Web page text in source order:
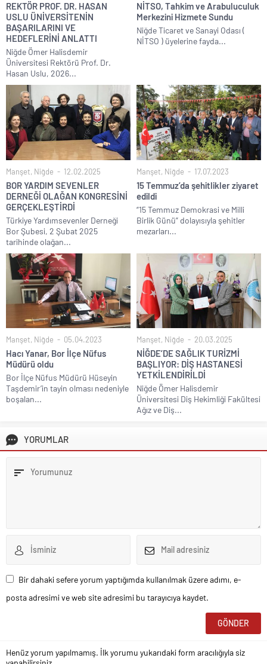
REKTÖR PROF. DR. HASAN
USLU ÜNİVERSİTENİN
BAŞARILARINI VE
HEDEFLERİNİ ANLATTI
Niğde Ömer Halisdemir
Üniversitesi Rektörü Prof. Dr.
Hasan Uslu, 2026...
NİTSO, Tahkim ve Arabuluculuk
Merkezini Hizmete Sundu
Niğde Ticaret ve Sanayi Odası (
NİTSO ) üyelerine fayda...
Manşet, Niğde 12.02.2025
BOR YARDIM SEVENLER
DERNEĞİ OLAĞAN KONGRESİNİ
GERÇEKLEŞTİRDİ
Türkiye Yardımsevenler Derneği
Bor Şubesi, 2 Şubat 2025
tarihinde olağan...
Manşet, Niğde 17.07.2023
15 Temmuz’da şehitlikler ziyaret
edildi
“15 Temmuz Demokrasi ve Milli
Birlik Günü” dolayısıyla şehitler
mezarları...
Manşet, Niğde 05.04.2023
Hacı Yanar, Bor İlçe Nüfus
Müdürü oldu
Bor İlçe Nüfus Müdürü Hüseyin
Taşdemir’in tayin olması nedeniyle
boşalan...
Manşet, Niğde 20.03.2025
NİĞDE’DE SAĞLIK TURİZMİ
BAŞLIYOR: DİŞ HASTANESİ
YETKİLENDİRİLDİ
Niğde Ömer Halisdemir
Üniversitesi Diş Hekimliği Fakültesi
Ağız ve Diş...
YORUMLAR
Bir dahaki sefere yorum yaptığımda kullanılmak üzere adımı, e-
posta adresimi ve web site adresimi bu tarayıcıya kaydet.
Henüz yorum yapılmamış. İlk yorumu yukarıdaki form aracılığıyla siz